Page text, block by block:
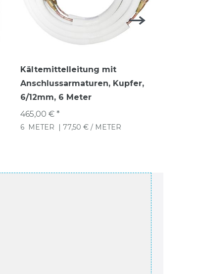
Kältemittelleitung mit
Anschlussarmaturen, Kupfer,
6/12mm, 6 Meter
465,00 € *
6 METER | 77,50 € / METER